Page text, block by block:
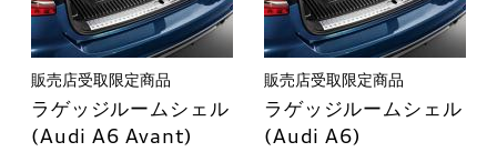
販売店受取限定商品
ラゲッジルームシェル
(Audi A6 Avant)
販売店受取限定商品
ラゲッジルームシェル
(Audi A6)